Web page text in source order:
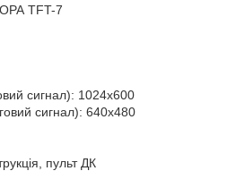
TFT-7
сигнал): 1024х600
сигнал): 640х480
пульт ДК